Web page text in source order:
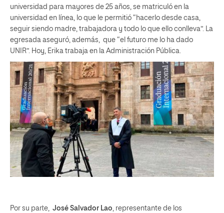
universidad para mayores de 25 años, se matriculó en la
universidad en línea, lo que le permitió “hacerlo desde casa,
seguir siendo madre, trabajadora y todo lo que ello conlleva”. La
egresada aseguró, además, que “el futuro me lo ha dado
UNIR”. Hoy, Erika trabaja en la Administración Pública.
Por su parte, José Salvador Lao , representante de los